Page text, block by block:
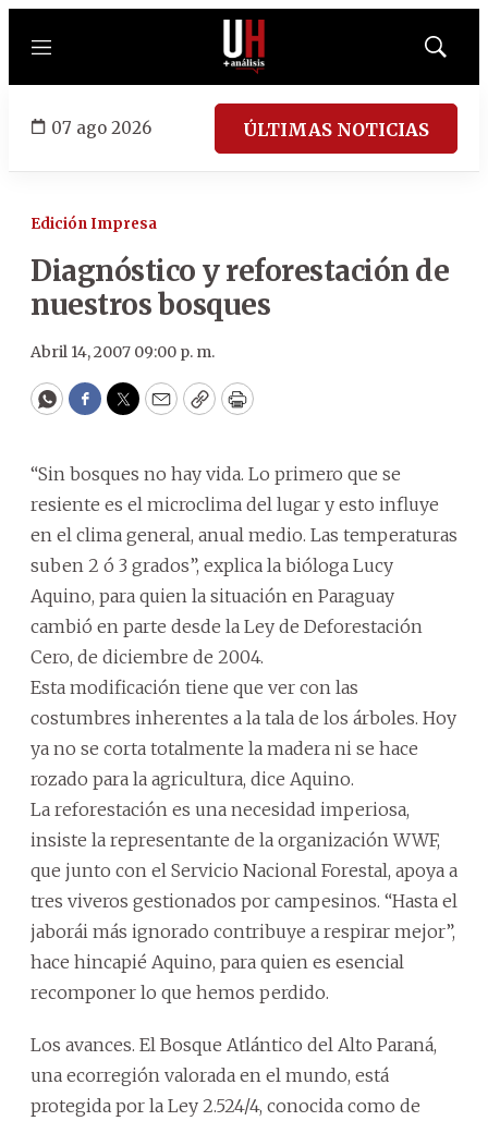
Menú
Mostrar
07 ago 2026 ÚLTIMAS NOTICIAS
Edición Impresa
Diagnóstico y reforestación de
nuestros bosques
Abril 14, 2007 09:00 p. m.
WhatsApp
Facebook
Twitter
EmailCopyPrint
“Sin bosques no hay vida. Lo primero que se
resiente es el microclima del lugar y esto influye
en el clima general, anual medio. Las temperaturas
suben 2 ó 3 grados”, explica la bióloga Lucy
Aquino, para quien la situación en Paraguay
cambió en parte desde la Ley de Deforestación
Cero, de diciembre de 2004.
Esta modificación tiene que ver con las
costumbres inherentes a la tala de los árboles. Hoy
ya no se corta totalmente la madera ni se hace
rozado para la agricultura, dice Aquino.
La reforestación es una necesidad imperiosa,
insiste la representante de la organización WWF,
que junto con el Servicio Nacional Forestal, apoya a
tres viveros gestionados por campesinos. “Hasta el
jaborái más ignorado contribuye a respirar mejor”,
hace hincapié Aquino, para quien es esencial
recomponer lo que hemos perdido.
Los avances. El Bosque Atlántico del Alto Paraná,
una ecorregión valorada en el mundo, está
protegida por la Ley 2.524/4, conocida como de